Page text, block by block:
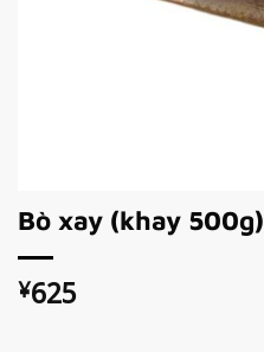
Bò xay (khay 500g)
¥625